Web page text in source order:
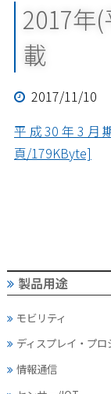
2017年
載
2017/11/10
平成30年3月
頁/179KByte]
製品用途
モビリティ
ディスプレイ・ プロ
情報通信